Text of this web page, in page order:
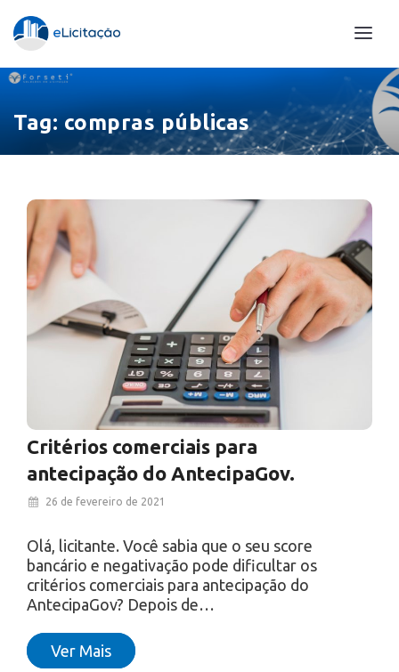
Tag:compras públicas
Critérios comerciais para
antecipação do AntecipaGov.
26 de fevereiro de 2021
Olá, licitante. Você sabia que o seu score
bancário e negativação pode dificultar os
critérios comerciais para antecipação do
AntecipaGov? Depois de…
Ver Mais